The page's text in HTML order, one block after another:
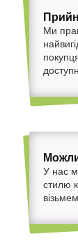
Ми
У нас
стилю